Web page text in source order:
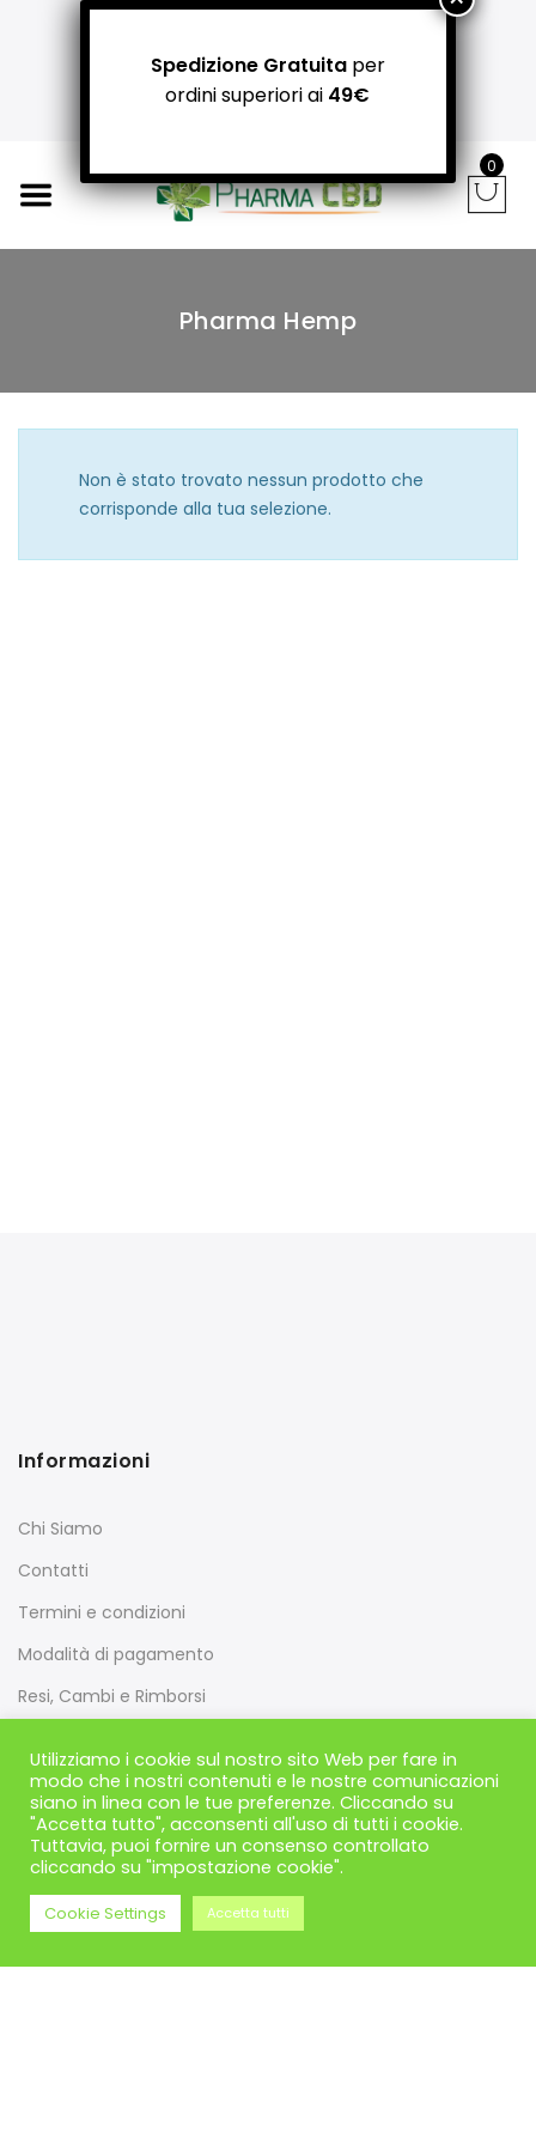
carpediemitaliandrea@gmail.com
NEGOZI PADOVA: Via Guizza Conselvana, 38a
0
Pharma Hemp
Non è stato trovato nessun prodotto che
corrisponde alla tua selezione.
Informazioni
Chi Siamo
Contatti
Termini e condizioni
Modalità di pagamento
Resi, Cambi e Rimborsi
Privacy & Cookie
Link utili
Utilizziamo i cookie sul nostro sito Web per fare in
modo che i nostri contenuti e le nostre comunicazioni
siano in linea con le tue preferenze. Cliccando su
"Accetta tutto", acconsenti all'uso di tutti i cookie.
Tuttavia, puoi fornire un consenso controllato
cliccando su "impostazione cookie".
Cookie Settings Accetta tutti
Spedizione Gratuita per
ordini superiori ai 49€